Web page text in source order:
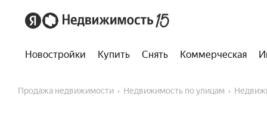
Новостройки Купить Снять Коммерческая
Продажа недвижимости Недвижимость по улицам